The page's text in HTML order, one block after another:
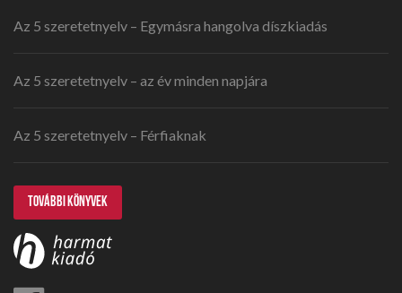
Az 5 szeretetnyelv – Egymásra hangolva díszkiadás
Az 5 szeretetnyelv – az év minden napjára
Az 5 szeretetnyelv – Férfiaknak
TOVÁBBI KÖNYVEK